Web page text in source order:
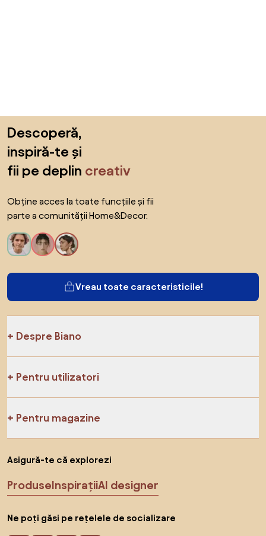
Descoperă,
inspiră-te și
fii pe deplin creativ
Obține acces la toate funcțiile și fii
parte a comunității Home&Decor.
Vreau toate caracteristicile!
Despre Biano
Pentru utilizatori
Pentru magazine
Asigură-te că explorezi
ProduseInspirațiiAI designer
Ne poți găsi pe rețelele de socializare